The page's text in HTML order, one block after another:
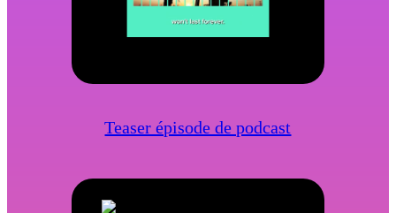
Teaser épisode de podcast